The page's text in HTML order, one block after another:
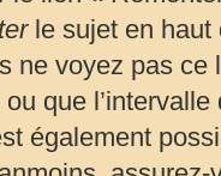
le sujet en haut
ne voyez pas
que
également